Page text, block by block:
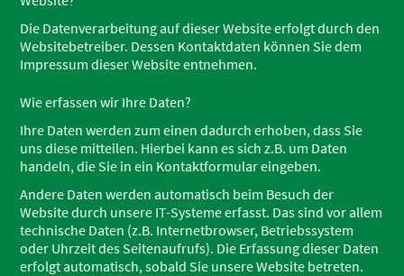
Die Datenverarbeitung auf dieser Website erfolgt durch den
Websitebetreiber. Dessen Kontaktdaten können Sie dem
Impressum dieser Website entnehmen.
Wie erfassen wir Ihre Daten?
Ihre Daten werden zum einen dadurch erhoben, dass Sie
uns diese mitteilen. Hierbei kann es sich z.B. um Daten
handeln, die Sie in ein Kontaktformular eingeben.
Andere Daten werden automatisch beim Besuch der
Website durch unsere IT-Systeme erfasst. Das sind vor allem
technische Daten (z.B. Internetbrowser, Betriebssystem
oder Uhrzeit des Seitenaufrufs). Die Erfassung dieser Daten
erfolgt automatisch, sobald Sie unsere Website betreten.